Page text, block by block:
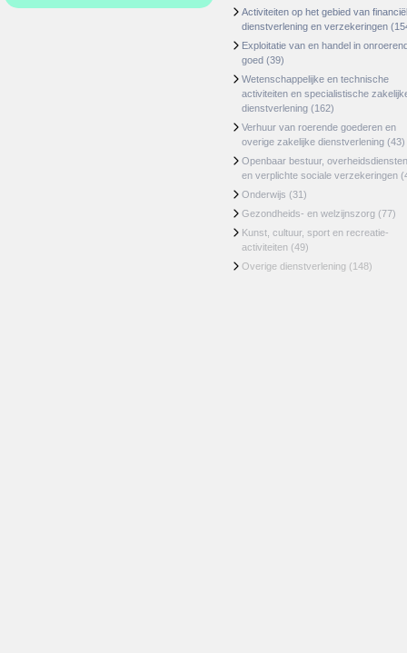
Activiteiten op het gebied van
dienstverlening en verzekeringen
Exploitatie van en handel in
goed (39)
Wetenschappelijke en technische
activiteiten en specialistische
dienstverlening (162)
Verhuur van roerende goederen en
overige zakelijke dienstverlening (43)
Openbaar bestuur, overheidsdiensten
en verplichte sociale verzekeringen
Onderwijs (31)
Gezondheids- en welzijnszorg (77)
Kunst, cultuur, sport en recreatie-
activiteiten (49)
Overige dienstverlening (148)